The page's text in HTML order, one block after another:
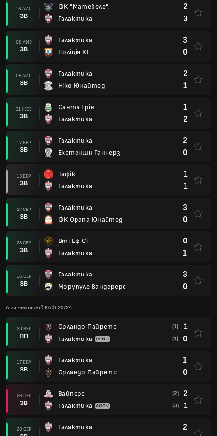
16 ЛИС
ЗВ
ФК "Матебеле".
Галактика
2
3
08 ЛИС
ЗВ
Галактика
Поліція XI
3
0
05 ЛИС
ЗВ
Галактика
Ніко Юнайтед
2
1
31 ЖОВ
ЗВ
Санта Грін
Галактика
1
2
17 ВЕР
ЗВ
Галактика
Екстеншн Ганнерз
2
0
13 ВЕР
ЗВ
Тафік
Галактика
1
1
27 СЕР
ЗВ
Галактика
ФК Орапа Юнайтед.
3
0
23 СЕР
ЗВ
Вті Еф Сі
Галактика
0
1
16 СЕР
ЗВ
Галактика
Морупуле Вандерерс
3
0
Ліга чемпіонів КАФ 23/24
29 ВЕР
ПП
Орландо Пайретс
Галактика
(1) 1
(1) 0
17 ВЕР
ЗВ
Галактика
Орландо Пайретс
1
0
26 СЕР
ЗВ
Вайперс
Галактика
(2) 2
(3) 1
20 СЕР
Галактика
2